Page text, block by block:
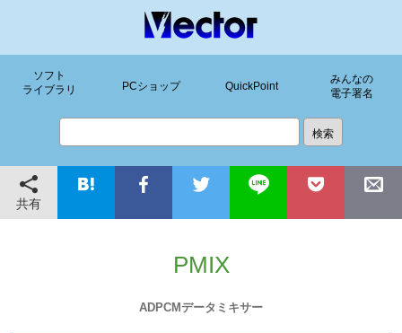
ソフト
ライブラリ
PCショップ QuickPoint
みんなの
電子署名
共有
PMIX
ADPCMデータミキサー